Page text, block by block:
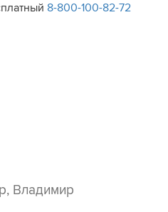
8-800-100-82-72